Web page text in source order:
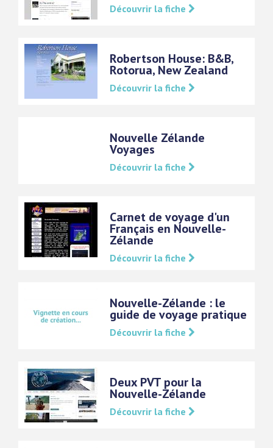
Découvrir la fiche
Robertson House: B&B,
Rotorua, New Zealand
Découvrir la fiche
Nouvelle Zélande
Voyages
Découvrir la fiche
Carnet de voyage d'un
Français en Nouvelle-
Zélande
Découvrir la fiche
Nouvelle-Zélande : le
guide de voyage pratique
Découvrir la fiche
Deux PVT pour la
Nouvelle-Zélande
Découvrir la fiche